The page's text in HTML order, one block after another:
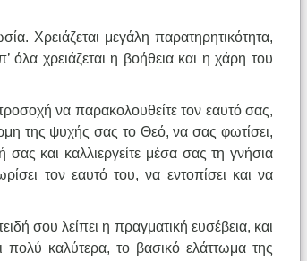
Χρειάζεται μεγάλη παρατηρητικότητα,
όλα χρειάζεται η βοήθεια και η χάρη του
να παρακολουθείτε τον εαυτό σας,
της ψυχής σας το Θεό, να σας φωτίσει,
και καλλιεργείτε μέσα σας τη γνήσια
τον εαυτό του, να εντοπίσει και να
σου λείπει η πραγματική ευσέβεια, και
πολύ καλύτερα, το βασικό ελάττωμα της